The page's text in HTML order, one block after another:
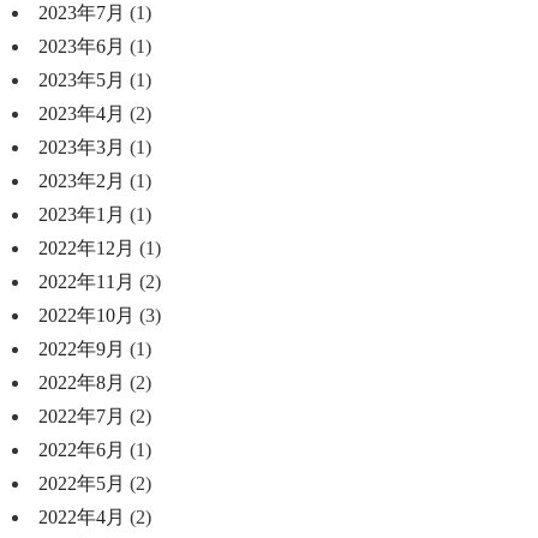
2023年7月 (1)
2023年6月 (1)
2023年5月 (1)
2023年4月 (2)
2023年3月 (1)
2023年2月 (1)
2023年1月 (1)
2022年12月 (1)
2022年11月 (2)
2022年10月 (3)
2022年9月 (1)
2022年8月 (2)
2022年7月 (2)
2022年6月 (1)
2022年5月 (2)
2022年4月 (2)